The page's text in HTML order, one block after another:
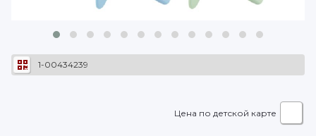
1-00434239
Цена по детской карте